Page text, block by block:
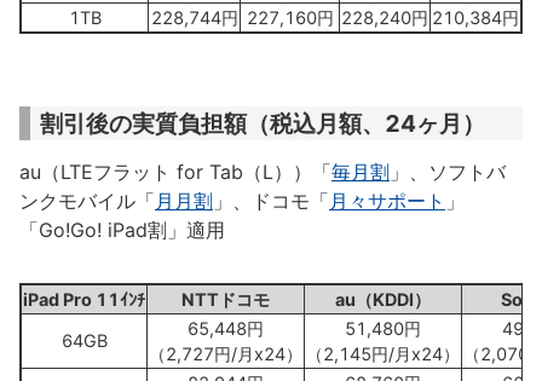
1TB
228,744円 227,160円 228,240円 210,384円
割引後の実質負担額（税込月額、24ヶ月）
au（LTEフラット for Tab（L））「毎月割 」、ソフトバ
ンクモバイル「月月割 」、ドコモ「月々サポート 」
「Go!Go! iPad割」適用
iPad Pro 11ｲﾝﾁ NTTドコモ au（KDDI）
64GB
65,448円
（2,727円/月x24）
51,480円
（2,145円/月x24）
（2,070